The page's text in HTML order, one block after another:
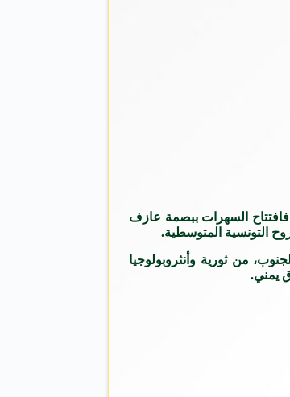
فافتتاح السهرات ببصمة عازف
التونسية المتوسطية.
من ثورية وأنثروبولوجيا
يمني.